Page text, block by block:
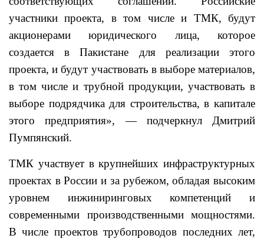
участники проекта, в том числе и ТМК, будут
акционерами юридического лица, которое
создается в Пакистане для реализации этого
проекта, и будут участвовать в выборе материалов,
в том числе и трубной продукции, участвовать в
выборе подрядчика для строительства, в капитале
этого предприятия», — подчеркнул Дмитрий
Пумпянский.
ТМК участвует в крупнейших инфраструктурных
проектах в России и за рубежом, обладая высоким
уровнем инжиниринговых компетенций и
современными производственными мощностями.
В числе проектов трубопроводов последних лет,